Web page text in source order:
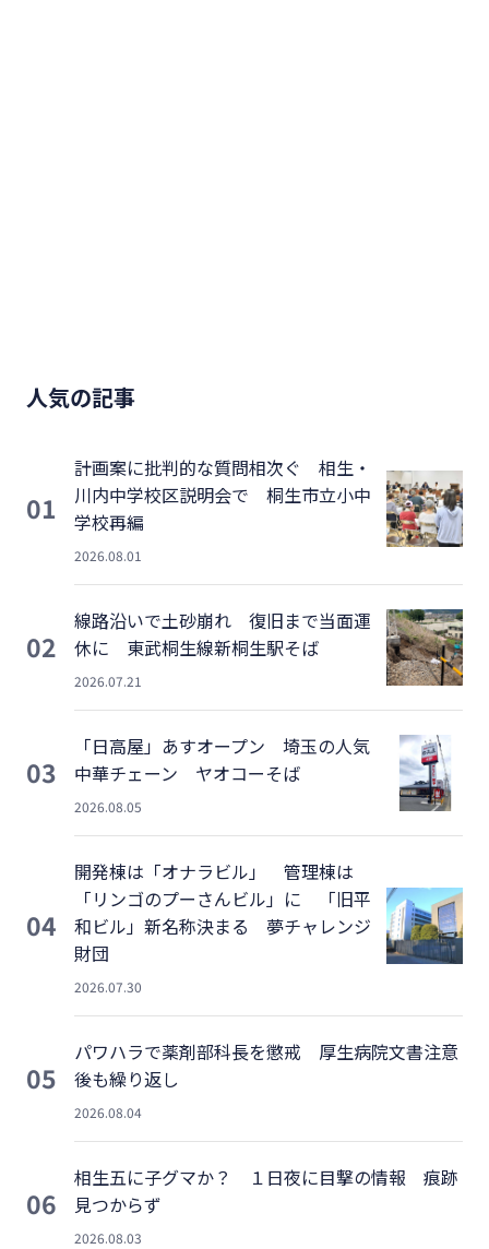
人気の記事
01
計画案に批判的な質問相次ぐ 相生・
川内中学校区説明会で 桐生市立小中
学校再編
2026.08.01
02
線路沿いで土砂崩れ 復旧まで当面運
休に 東武桐生線新桐生駅そば
2026.07.21
03
「日高屋」あすオープン 埼玉の人気
中華チェーン ヤオコーそば
2026.08.05
04
開発棟は「オナラビル」 管理棟は
「リンゴのプーさんビル」に 「旧平
和ビル」新名称決まる 夢チャレンジ
財団
2026.07.30
05
パワハラで薬剤部科長を懲戒 厚生病院文書注意
後も繰り返し
2026.08.04
06
相生五に子グマか？ １日夜に目撃の情報 痕跡
見つからず
2026.08.03